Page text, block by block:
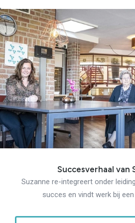
Succesverhaal van
Suzanne re-integreert onder
succes en vindt werk bij